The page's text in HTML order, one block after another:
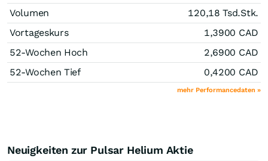
Volumen
120,18 Tsd.Stk.
Vortageskurs
1,3900 CAD
52-Wochen Hoch
2,6900 CAD
52-Wochen Tief
0,4200 CAD
mehr Performancedaten »
Neuigkeiten zur Pulsar Helium Aktie